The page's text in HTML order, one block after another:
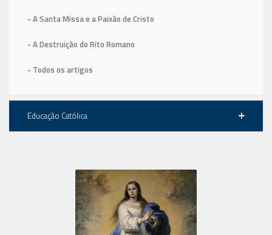
- A Santa Missa e a Paixão de Cristo
- A Destruição do Rito Romano
- Todos os artigos
Educação Católica